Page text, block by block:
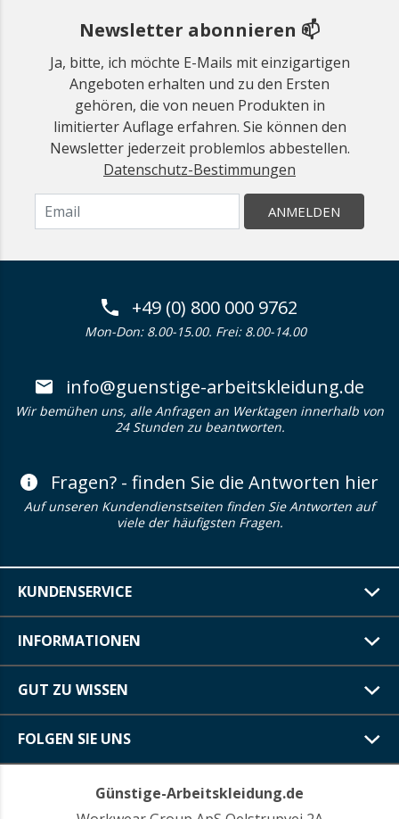
Newsletter abonnieren 📫
Ja, bitte, ich möchte E-Mails mit einzigartigen
Angeboten erhalten und zu den Ersten
gehören, die von neuen Produkten in
limitierter Auflage erfahren. Sie können den
Newsletter jederzeit problemlos abbestellen.
Datenschutz-Bestimmungen
ANMELDEN
+49 (0) 800 000 9762
Mon-Don: 8.00-15.00. Frei: 8.00-14.00
info@guenstige-arbeitskleidung.de
Wir bemühen uns, alle Anfragen an Werktagen innerhalb von
24 Stunden zu beantworten.
Fragen? - finden Sie die Antworten hier
Auf unseren Kundendienstseiten finden Sie Antworten auf
viele der häufigsten Fragen.
KUNDENSERVICE
INFORMATIONEN
GUT ZU WISSEN
FOLGEN SIE UNS
Günstige-Arbeitskleidung.de